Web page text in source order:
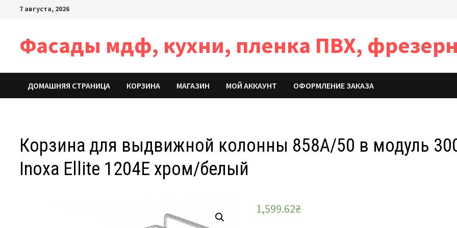
Перейти7 августа, 2026
Фасады мдф, кухни, пленка ПВХ,
ДОМАШНЯЯ СТРАНИЦА КОРЗИНА МАГАЗИН МОЙ АККАУНТ ОФОРМЛЕНИЕ ЗАКАЗА
Корзина для выдвижной колонны 858A/50 в модуль
Inoxa Ellite 1204E хром/белый
1,599.62₴